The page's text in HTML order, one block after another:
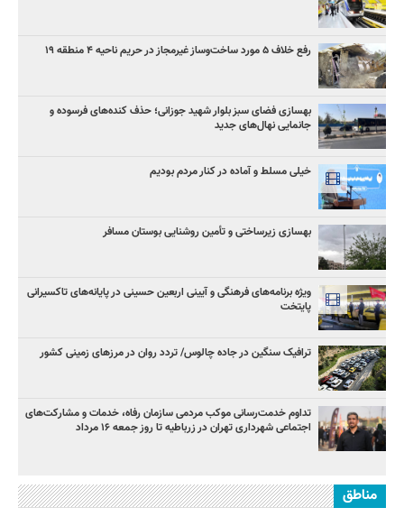
رفع خلاف ۵ مورد ساخت‌وساز غیرمجاز در حریم ناحیه ۴ منطقه ۱۹
بهسازی فضای سبز بلوار شهید جوزانی؛ حذف کنده‌های فرسوده و
جانمایی نهال‌های جدید
خیلی مسلط و آماده در کنار مردم بودیم
بهسازی زیرساختی و تأمین روشنایی بوستان مسافر
ویژه برنامه‌های فرهنگی و آیینی اربعین حسینی در پایانه‌های تاکسیرانی
پایتخت
ترافیک سنگین در جاده چالوس/ تردد روان در مرزهای زمینی کشور
تداوم خدمت‌رسانی موکب مردمی سازمان رفاه، خدمات و مشارکت‌های
اجتماعی شهرداری تهران در زرباطیه تا روز جمعه ۱۶ مرداد
مناطق